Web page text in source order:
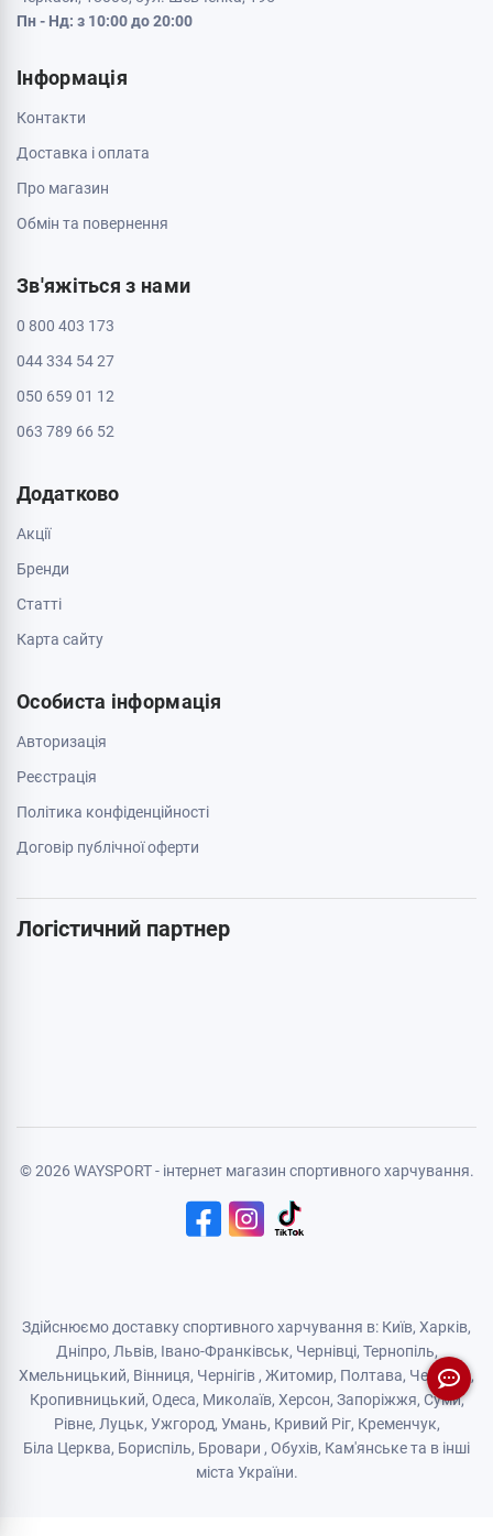
Пн - Нд: з 10:00 до 20:00
Кривий Ріг, 50000, проспект Металургів 33
Кропивницький, 25006, вул. Велика Перспективна 48
Полтава, 36000, вул. Небесної Сотні 2
Пн - Нд: з 10:00 до 20:00
ТРЦ Депот, 2 поверх
Черкаси, 18005, бул. Шевченка, 195
Інформація
Контакти
Доставка і оплата
Обмін та повернення
Зв'яжіться з нами
0 800 403 173
044 334 54 27
063 789 66 52
Додатково
Акції
Бренди
Карта сайту
Договір публічної оферти
Логістичний партнер
© 2026 WAYSPORT - інтернет магазин спортивного харчування.